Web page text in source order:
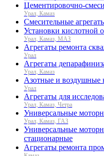
Цементировочно-
Урал, Камаз
Смесительные
Установки
Урал, Камаз, МАЗ
Агрегаты ремонта
Урал
Агрегаты
Урал, Камаз
Азотные и воздушные
Урал
Агрегаты для
Урал, Камаз, Четра
Универсальные
Урал, Камаз, ГАЗ
Универсальные
стационарные
Агрегаты ремонта